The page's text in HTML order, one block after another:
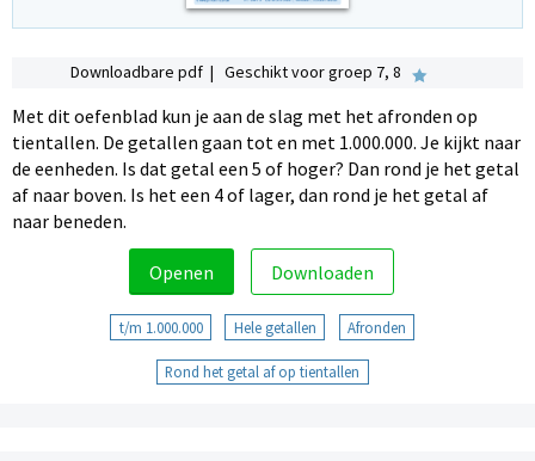
Downloadbare pdf | Geschikt voor groep 7, 8
Met dit oefenblad kun je aan de slag met het afronden op
tientallen. De getallen gaan tot en met 1.000.000. Je kijkt naar
de eenheden. Is dat getal een 5 of hoger? Dan rond je het getal
af naar boven. Is het een 4 of lager, dan rond je het getal af
naar beneden.
Openen Downloaden
t/m 1.000.000 Hele getallen Afronden
Rond het getal af op tientallen